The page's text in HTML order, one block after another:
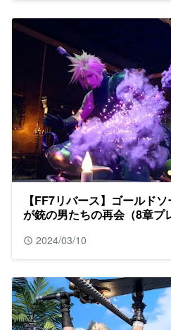
【FF7リバース】ゴールド
が銃の男たちの再会（8章プ
2024/03/10